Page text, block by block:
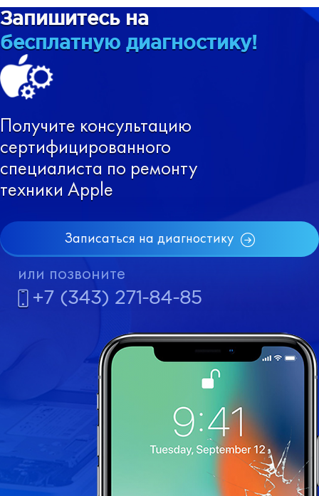
Запишитесь на
бесплатную диагностику!
Получите консультацию
сертифицированного
специалиста по ремонту
техники Apple
Записаться на диагностику
или позвоните
+7 (343) 271-84-85